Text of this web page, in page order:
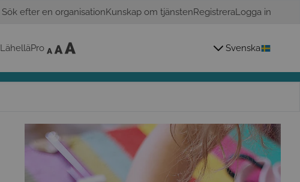
Sök efter en organisationKunskap om tjänstenRegistreraLogga in
LähelläPro Svenska